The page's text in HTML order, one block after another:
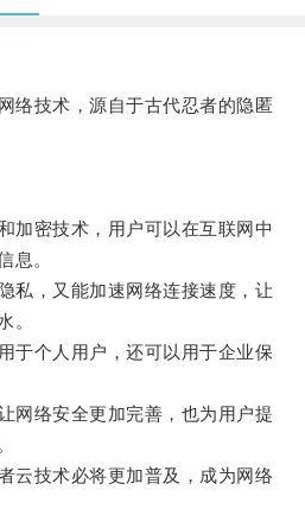
技术，源自于古代忍者的隐匿
密技术，用户可以在互联网中
息。
，又能加速网络连接速度，让
。
个人用户，还可以用于企业保
络安全更加完善，也为用户提
技术必将更加普及，成为网络